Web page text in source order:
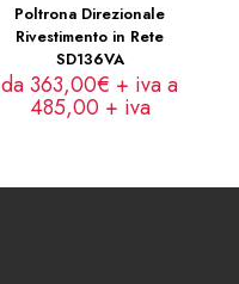
Poltrona Direzionale
Rivestimento in Rete
SD136VA
da 363,00€ + iva a
485,00 + iva